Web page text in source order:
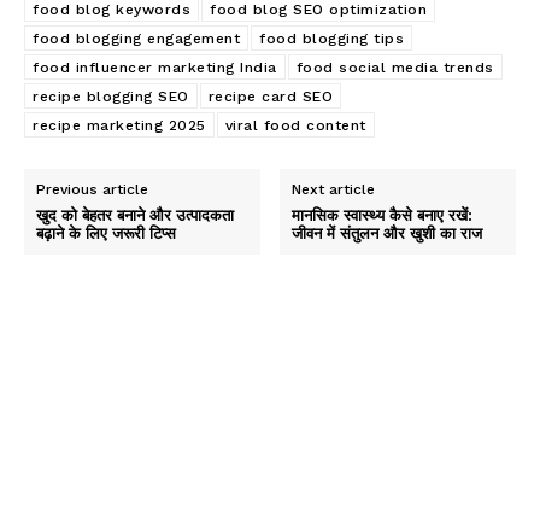
food blog keywords
food blog SEO optimization
food blogging engagement
food blogging tips
food influencer marketing India
food social media trends
recipe blogging SEO
recipe card SEO
recipe marketing 2025
viral food content
Previous article
खुद को बेहतर बनाने और उत्पादकता
बढ़ाने के लिए जरूरी टिप्स
Next article
मानसिक स्वास्थ्य कैसे बनाए रखें:
जीवन में संतुलन और खुशी का राज